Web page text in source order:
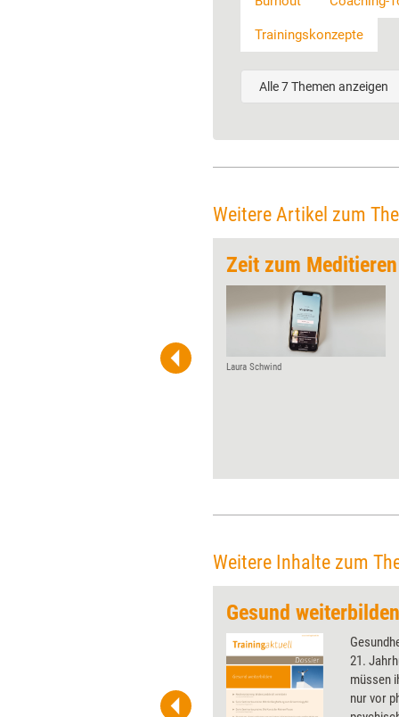
Trainingskonzepte
Alle 7 Themen anzeigen
Weitere Artikel zum
Einzeltraining und Coaching –
Zeit zum Meditieren
Laura Schwind
Weitere Inhalte zum
Gesund weiterbilden
21.
müssen
nur vor